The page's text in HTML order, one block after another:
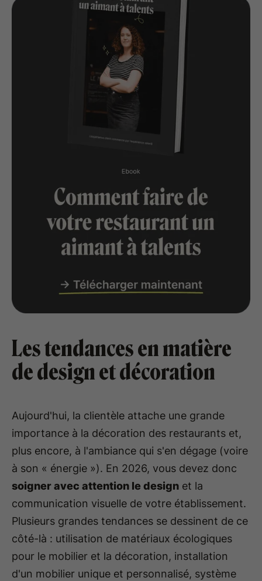
Les tendances en matière
de design et décoration
Aujourd'hui, la clientèle attache une grande
importance à la décoration des restaurants et,
plus encore, à l'ambiance qui s'en dégage (voire
à son « énergie »). En 2026, vous devez donc
soigner avec attention le design et la
communication visuelle de votre établissement.
Plusieurs grandes tendances se dessinent de ce
côté-là : utilisation de matériaux écologiques
pour le mobilier et la décoration, installation
d'un mobilier unique et personnalisé, système